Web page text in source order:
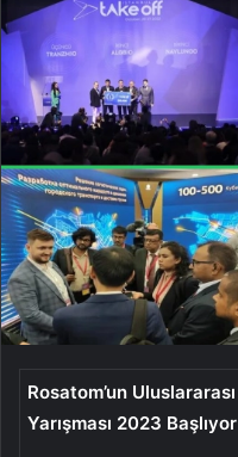
Rosatom’un
Yarışması 2023 Başlıyor